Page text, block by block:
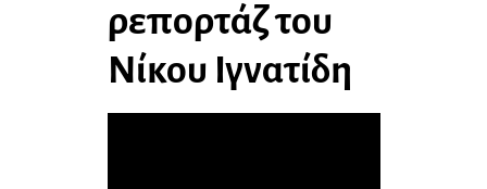
ρεπορτάζ του
Νίκου Ιγνατίδη